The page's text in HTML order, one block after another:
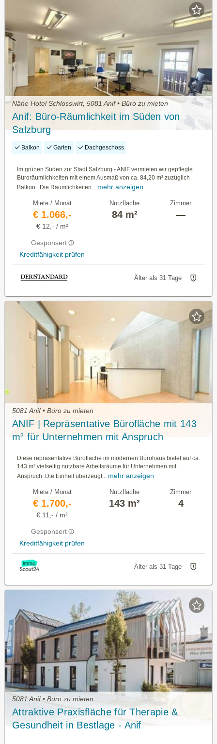
Nähe Hotel Schlosswirt, 5081 Anif • Büro zu mieten
Anif: Büro-Räumlichkeit im Süden von
Salzburg
Balkon Garten Dachgeschoss
Im grünen Süden zur Stadt Salzburg - ANIF vermieten wir gepflegte
Büroräumlichkeiten mit einem Ausmaß von ca. 84,20 m² zuzüglich
Balkon . Die Räumlichkeiten... mehr anzeigen
Miete / Monat
€ 1.066,-
€ 12,- / m²
Gesponsert
Kreditfähigkeit prüfen
Nutzfläche
84 m²
Zimmer
—
Älter als 31 Tage
5081 Anif • Büro zu mieten
ANIF | Repräsentative Bürofläche mit 143
m² für Unternehmen mit Anspruch
Diese repräsentative Bürofläche im modernen Bürohaus bietet auf ca.
143 m² vielseitig nutzbare Arbeitsräume für Unternehmen mit
Anspruch. Die Einheit überzeugt...
mehr anzeigen
Miete / Monat
€ 1.700,-
€ 11,- / m²
Gesponsert
Kreditfähigkeit prüfen
Nutzfläche
143 m²
Zimmer
4
Älter als 31 Tage
5081 Anif • Büro zu mieten
Attraktive Praxisfläche für Therapie &
Gesundheit in Bestlage - Anif